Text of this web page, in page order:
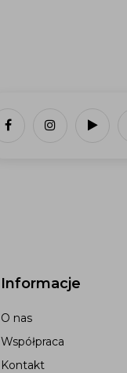
Informacje
O nas
Współpraca
Kontakt